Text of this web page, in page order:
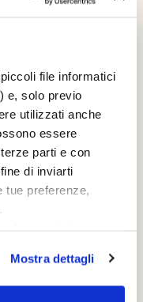
file informatici
e, solo previo
utilizzati anche
essere
parti e con
di inviarti
preferenze,
a prendere visione
Mostra dettagli